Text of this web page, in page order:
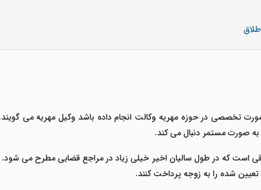
تخصصی در حوزه مهریه وکالت انجام داده باشد وکیل مهریه می
به صورت مستمر دنبال می کند.
است که در طول سالیان اخیر خیلی زیاد در مراجع قضایی مطرح می
شده را به زوجه پرداخت کنند.